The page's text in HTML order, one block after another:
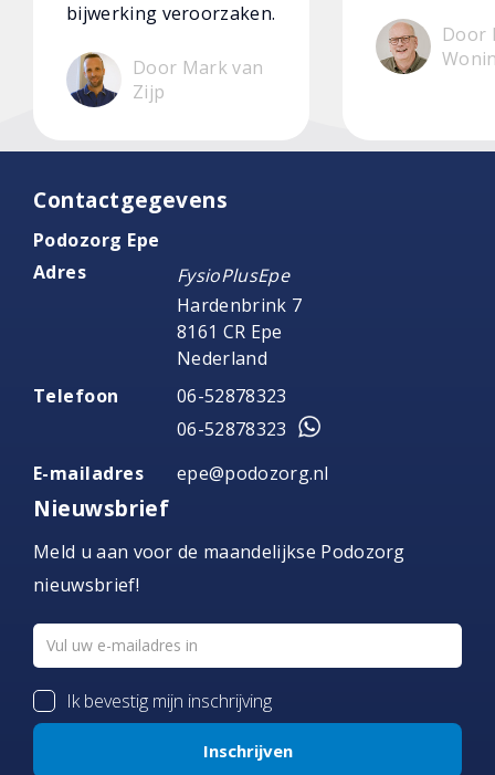
bijwerking veroorzaken.
Door Mark van
Zijp
Door
Contactgegevens
Podozorg Epe
Adres
FysioPlusEpe
Hardenbrink 7
8161 CR Epe
Nederland
Telefoon
06-52878323
06-52878323
E-mailadres
epe@podozorg.nl
Nieuwsbrief
Meld u aan voor de maandelijkse Podozorg
nieuwsbrief!